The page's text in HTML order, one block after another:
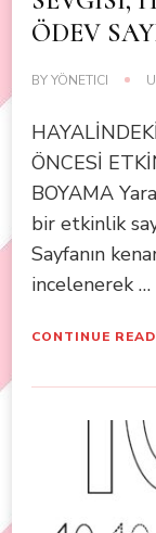
ÖDEV
BYYÖNETICI
ÖNCESİ
BOYAMA
bir etkinlik
Sayfanın
incelenerek …
CONTINUE